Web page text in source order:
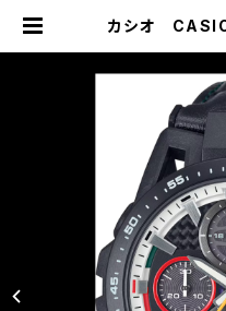
カシオ
時計・宝石